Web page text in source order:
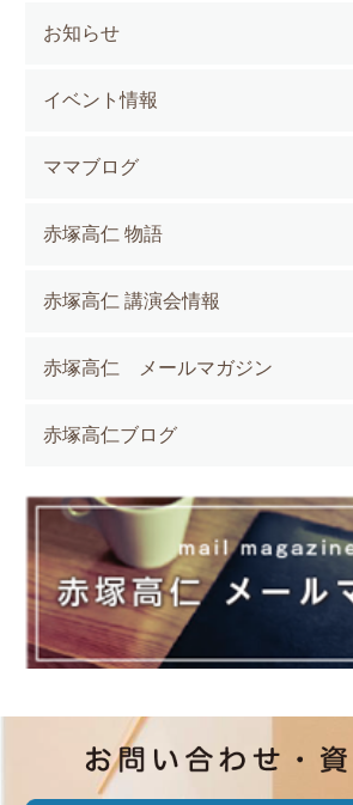
お知らせ
イベント情報
ママブログ
赤塚高仁 物語
赤塚高仁 講演会情報
赤塚高仁 メールマガジン
赤塚高仁ブログ